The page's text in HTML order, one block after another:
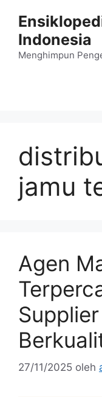
Indonesia
Menghimpun
jamu
Agen
27/11/2025 oleh